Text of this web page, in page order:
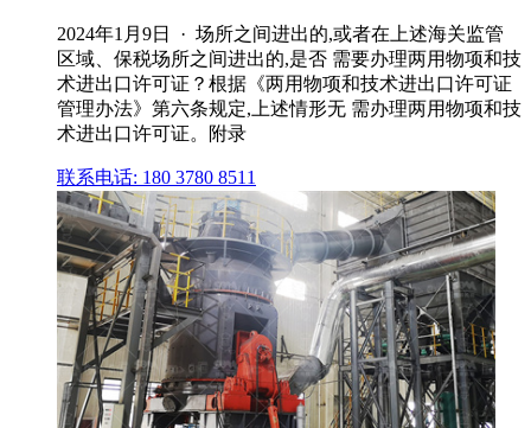
2024年1月9日 · 场所之间进出的,或者在上述海关监管
区域、保税场所之间进出的,是否 需要办理两用物项和技
术进出口许可证？根据《两用物项和技术进出口许可证
管理办法》第六条规定,上述情形无 需办理两用物项和技
术进出口许可证。附录
联系电话: 180 3780 8511